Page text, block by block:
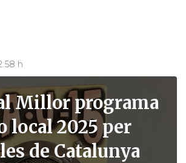
h
Millor programa
local 2025 per
de Catalunya